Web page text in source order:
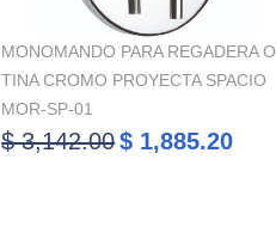
MONOMANDO PARA REGADERA O
TINA CROMO PROYECTA SPACIO
MOR-SP-01
$ 3,142.00$ 1,885.20